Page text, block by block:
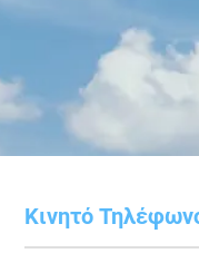
Κινητό